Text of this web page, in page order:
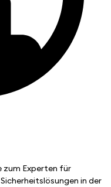
zum Experten für
in der